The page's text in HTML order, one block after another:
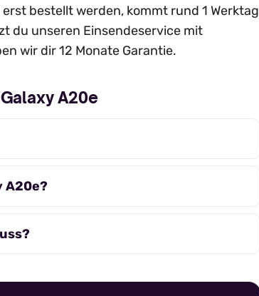
bestellt werden, kommt rund 1 Werktag
du unseren Einsendeservice mit
wir dir 12 Monate Garantie.
A20e
A20e?